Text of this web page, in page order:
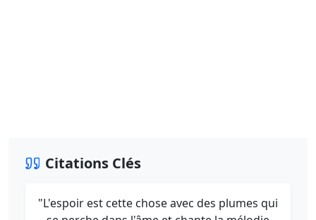
Citations Clés
"L'espoir est cette chose avec des plumes qui